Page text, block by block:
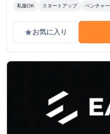
私服OK スタートアップ ベンチャー
gradeお気に入り